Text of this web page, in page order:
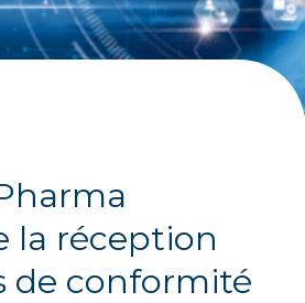
la réception
de conformité